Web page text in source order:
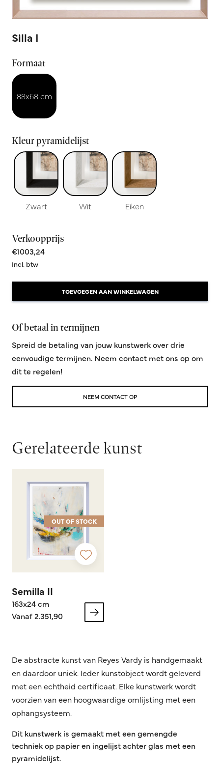
Silla I
Formaat
88x68 cm
Kleur pyramidelijst
Zwart Wit Eiken
Verkoopprijs
€1003,24
Incl. btw
TOEVOEGEN AAN WINKELWAGEN
Of betaal in termijnen
Spreid de betaling van jouw kunstwerk over drie
eenvoudige termijnen. Neem contact met ons op om
dit te regelen!
NEEM CONTACT OP
Gerelateerde kunst
OUT OF STOCK
Semilla II
163x24 cm
Vanaf 2.351,90
De abstracte kunst van Reyes Vardy is handgemaakt
en daardoor uniek. Ieder kunstobject wordt geleverd
met een echtheid certificaat. Elke kunstwerk wordt
voorzien van een hoogwaardige omlijsting met een
ophangsysteem.
Dit kunstwerk is gemaakt met een gemengde
techniek op papier en ingelijst achter glas met een
pyramidelijst.